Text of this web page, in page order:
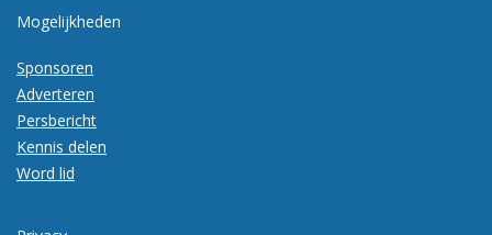
Mogelijkheden
Sponsoren
Adverteren
Persbericht
Kennis delen
Word lid